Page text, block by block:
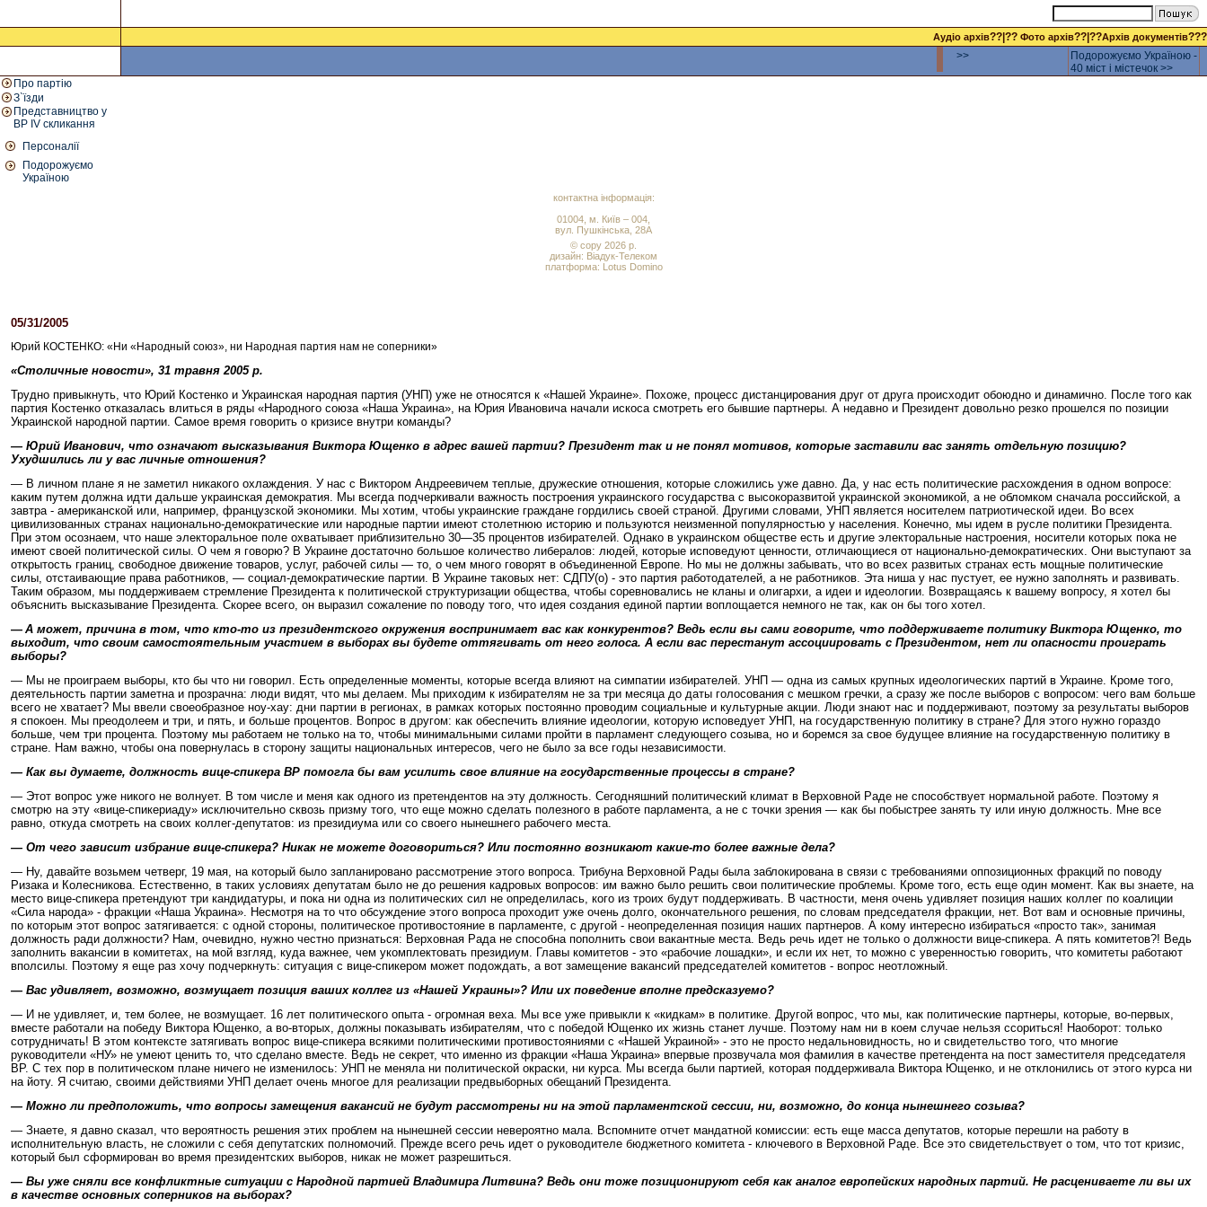
Аудіо архів??|?? Фото архів??|??Архів документів???
>>
Подорожуємо Україною -
40 міст і містечок >>
Про партію
З`їзди
Представництво у
ВР IV скликання
Персоналії
Подорожуємо
Україною
контактна інформація:
01004, м. Київ – 004,
вул. Пушкінська, 28А
© copy 2026 р.
дизайн: Віадук-Телеком
платформа: Lotus Domino
05/31/2005
Юрий КОСТЕНКО: «Ни «Народный союз», ни Народная партия нам не соперники»
«Столичные новости», 31 травня 2005 р.
Трудно привыкнуть, что Юрий Костенко и Украинская народная партия (УНП) уже не относятся к «Нашей Украине». Похоже, процесс дистанцирования друг от друга происходит обоюдно и динамично. После того как
партия Костенко отказалась влиться в ряды «Народного союза «Наша Украина», на Юрия Ивановича начали искоса смотреть его бывшие партнеры. А недавно и Президент довольно резко прошелся по позиции
Украинской народной партии. Самое время говорить о кризисе внутри команды?
— Юрий Иванович, что означают высказывания Виктора Ющенко в адрес вашей партии? Президент так и не понял мотивов, которые заставили вас занять отдельную позицию?
Ухудшились ли у вас личные отношения?
— В личном плане я не заметил никакого охлаждения. У нас с Виктором Андреевичем теплые, дружеские отношения, которые сложились уже давно. Да, у нас есть политические расхождения в одном вопросе:
каким путем должна идти дальше украинская демократия. Мы всегда подчеркивали важность построения украинского государства с высокоразвитой украинской экономикой, а не обломком сначала российской, а
завтра - американской или, например, французской экономики. Мы хотим, чтобы украинские граждане гордились своей страной. Другими словами, УНП является носителем патриотической идеи. Во всех
цивилизованных странах национально-демократические или народные партии имеют столетнюю историю и пользуются неизменной популярностью у населения. Конечно, мы идем в русле политики Президента.
При этом осознаем, что наше электоральное поле охватывает приблизительно 30—35 процентов избирателей. Однако в украинском обществе есть и другие электоральные настроения, носители которых пока не
имеют своей политической силы. О чем я говорю? В Украине достаточно большое количество либералов: людей, которые исповедуют ценности, отличающиеся от национально-демократических. Они выступают за
открытость границ, свободное движение товаров, услуг, рабочей силы — то, о чем много говорят в объединенной Европе. Но мы не должны забывать, что во всех развитых странах есть мощные политические
силы, отстаивающие права работников, — социал-демократические партии. В Украине таковых нет: СДПУ(о) - это партия работодателей, а не работников. Эта ниша у нас пустует, ее нужно заполнять и развивать.
Таким образом, мы поддерживаем стремление Президента к политической структуризации общества, чтобы соревновались не кланы и олигархи, а идеи и идеологии. Возвращаясь к вашему вопросу, я хотел бы
объяснить высказывание Президента. Скорее всего, он выразил сожаление по поводу того, что идея создания единой партии воплощается немного не так, как он бы того хотел.
— А может, причина в том, что кто-то из президентского окружения воспринимает вас как конкурентов? Ведь если вы сами говорите, что поддерживаете политику Виктора Ющенко, то
выходит, что своим самостоятельным участием в выборах вы будете оттягивать от него голоса. А если вас перестанут ассоциировать с Президентом, нет ли опасности проиграть
выборы?
— Мы не проиграем выборы, кто бы что ни говорил. Есть определенные моменты, которые всегда влияют на симпатии избирателей. УНП — одна из самых крупных идеологических партий в Украине. Кроме того,
деятельность партии заметна и прозрачна: люди видят, что мы делаем. Мы приходим к избирателям не за три месяца до даты голосования с мешком гречки, а сразу же после выборов с вопросом: чего вам больше
всего не хватает? Мы ввели своеобразное ноу-хау: дни партии в регионах, в рамках которых постоянно проводим социальные и культурные акции. Люди знают нас и поддерживают, поэтому за результаты выборов
я спокоен. Мы преодолеем и три, и пять, и больше процентов. Вопрос в другом: как обеспечить влияние идеологии, которую исповедует УНП, на государственную политику в стране? Для этого нужно гораздо
больше, чем три процента. Поэтому мы работаем не только на то, чтобы минимальными силами пройти в парламент следующего созыва, но и боремся за свое будущее влияние на государственную политику в
стране. Нам важно, чтобы она повернулась в сторону защиты национальных интересов, чего не было за все годы независимости.
— Как вы думаете, должность вице-спикера ВР помогла бы вам усилить свое влияние на государственные процессы в стране?
— Этот вопрос уже никого не волнует. В том числе и меня как одного из претендентов на эту должность. Сегодняшний политический климат в Верховной Раде не способствует нормальной работе. Поэтому я
смотрю на эту «вице-спикериаду» исключительно сквозь призму того, что еще можно сделать полезного в работе парламента, а не с точки зрения — как бы побыстрее занять ту или иную должность. Мне все
равно, откуда смотреть на своих коллег-депутатов: из президиума или со своего нынешнего рабочего места.
— От чего зависит избрание вице-спикера? Никак не можете договориться? Или постоянно возникают какие-то более важные дела?
— Ну, давайте возьмем четверг, 19 мая, на который было запланировано рассмотрение этого вопроса. Трибуна Верховной Рады была заблокирована в связи с требованиями оппозиционных фракций по поводу
Ризака и Колесникова. Естественно, в таких условиях депутатам было не до решения кадровых вопросов: им важно было решить свои политические проблемы. Кроме того, есть еще один момент. Как вы знаете, на
место вице-спикера претендуют три кандидатуры, и пока ни одна из политических сил не определилась, кого из троих будут поддерживать. В частности, меня очень удивляет позиция наших коллег по коалиции
«Сила народа» - фракции «Наша Украина». Несмотря на то что обсуждение этого вопроса проходит уже очень долго, окончательного решения, по словам председателя фракции, нет. Вот вам и основные причины,
по которым этот вопрос затягивается: с одной стороны, политическое противостояние в парламенте, с другой - неопределенная позиция наших партнеров. А кому интересно избираться «просто так», занимая
должность ради должности? Нам, очевидно, нужно честно признаться: Верховная Рада не способна пополнить свои вакантные места. Ведь речь идет не только о должности вице-спикера. А пять комитетов?! Ведь
заполнить вакансии в комитетах, на мой взгляд, куда важнее, чем укомплектовать президиум. Главы комитетов - это «рабочие лошадки», и если их нет, то можно с уверенностью говорить, что комитеты работают
вполсилы. Поэтому я еще раз хочу подчеркнуть: ситуация с вице-спикером может подождать, а вот замещение вакансий председателей комитетов - вопрос неотложный.
— Вас удивляет, возможно, возмущает позиция ваших коллег из «Нашей Украины»? Или их поведение вполне предсказуемо?
— И не удивляет, и, тем более, не возмущает. 16 лет политического опыта - огромная веха. Мы все уже привыкли к «кидкам» в политике. Другой вопрос, что мы, как политические партнеры, которые, во-первых,
вместе работали на победу Виктора Ющенко, а во-вторых, должны показывать избирателям, что с победой Ющенко их жизнь станет лучше. Поэтому нам ни в коем случае нельзя ссориться! Наоборот: только
сотрудничать! В этом контексте затягивать вопрос вице-спикера всякими политическими противостояниями с «Нашей Украиной» - это не просто недальновидность, но и свидетельство того, что многие
руководители «НУ» не умеют ценить то, что сделано вместе. Ведь не секрет, что именно из фракции «Наша Украина» впервые прозвучала моя фамилия в качестве претендента на пост заместителя председателя
ВР. С тех пор в политическом плане ничего не изменилось: УНП не меняла ни политической окраски, ни курса. Мы всегда были партией, которая поддерживала Виктора Ющенко, и не отклонились от этого курса ни
на йоту. Я считаю, своими действиями УНП делает очень многое для реализации предвыборных обещаний Президента.
— Можно ли предположить, что вопросы замещения вакансий не будут рассмотрены ни на этой парламентской сессии, ни, возможно, до конца нынешнего созыва?
— Знаете, я давно сказал, что вероятность решения этих проблем на нынешней сессии невероятно мала. Вспомните отчет мандатной комиссии: есть еще масса депутатов, которые перешли на работу в
исполнительную власть, не сложили с себя депутатских полномочий. Прежде всего речь идет о руководителе бюджетного комитета - ключевого в Верховной Раде. Все это свидетельствует о том, что тот кризис,
который был сформирован во время президентских выборов, никак не может разрешиться.
— Вы уже сняли все конфликтные ситуации с Народной партией Владимира Литвина? Ведь они тоже позиционируют себя как аналог европейских народных партий. Не расцениваете ли вы их
в качестве основных соперников на выборах?